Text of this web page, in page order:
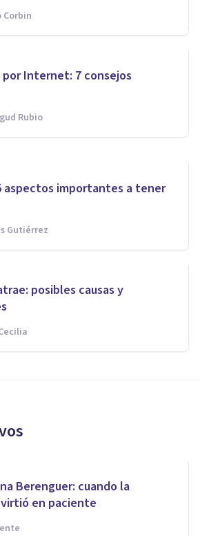
Corbin
Internet: 7 consejos
Rubio
enfada y no me
ocurre y qué
Mimenza
aspectos importantes a tener
Gutiérrez
posibles causas y
Berenguer: cuando la
en paciente